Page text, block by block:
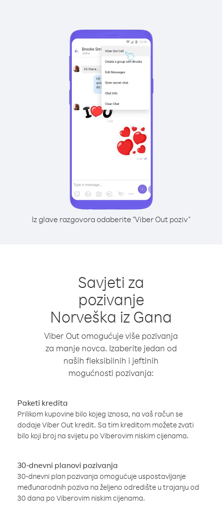
Iz glave razgovora odaberite "Viber Out poziv"
Savjeti za
pozivanje
Norveška iz Gana
Viber Out omogućuje više pozivanja
za manje novca. Izaberite jedan od
naših fleksibilnih i jeftinih
mogućnosti pozivanja:
Paketi kredita
Prilikom kupovine bilo kojeg iznosa, na vaš račun se
dodaje Viber Out kredit. Sa tim kreditom možete zvati
bilo koji broj na svijetu po Viberovim niskim cijenama.
30-dnevni planovi pozivanja
30-dnevni plan pozivanja omogućuje uspostavljanje
međunarodnih poziva na željeno odredište u trajanju od
30 dana po Viberovim niskim cijenama.